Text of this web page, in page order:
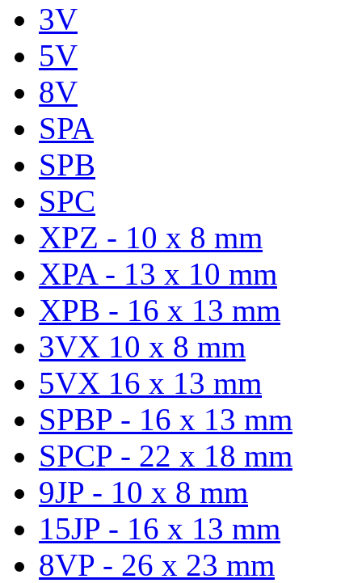
3V
5V
8V
SPA
SPB
SPC
XPZ - 10 x 8 mm
XPA - 13 x 10 mm
XPB - 16 x 13 mm
3VX 10 x 8 mm
5VX 16 x 13 mm
SPBP - 16 x 13 mm
SPCP - 22 x 18 mm
9JP - 10 x 8 mm
15JP - 16 x 13 mm
8VP - 26 x 23 mm